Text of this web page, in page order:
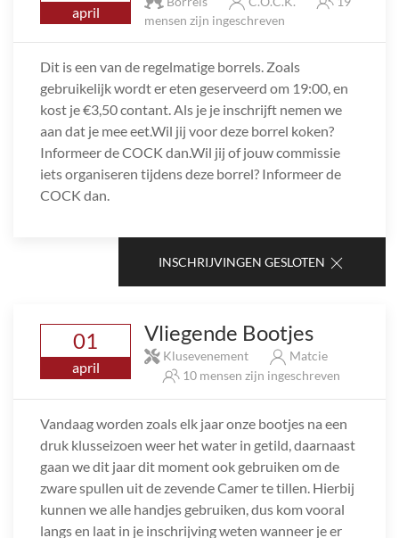
april
mensen zijn ingeschreven
Dit is een van de regelmatige borrels. Zoals
gebruikelijk wordt er eten geserveerd om 19:00, en
kost je €3,50 contant. Als je je inschrijft nemen we
aan dat je mee eet.Wil jij voor deze borrel koken?
Informeer de COCK dan.Wil jij of jouw commissie
iets organiseren tijdens deze borrel? Informeer de
COCK dan.
INSCHRIJVINGEN GESLOTEN
01
april
Vliegende Bootjes
Klusevenement
Matcie
10 mensen zijn ingeschreven
Vandaag worden zoals elk jaar onze bootjes na een
druk klusseizoen weer het water in getild, daarnaast
gaan we dit jaar dit moment ook gebruiken om de
zware spullen uit de zevende Camer te tillen. Hierbij
kunnen we alle handjes gebruiken, dus kom vooral
langs en laat in je inschrijving weten wanneer je er